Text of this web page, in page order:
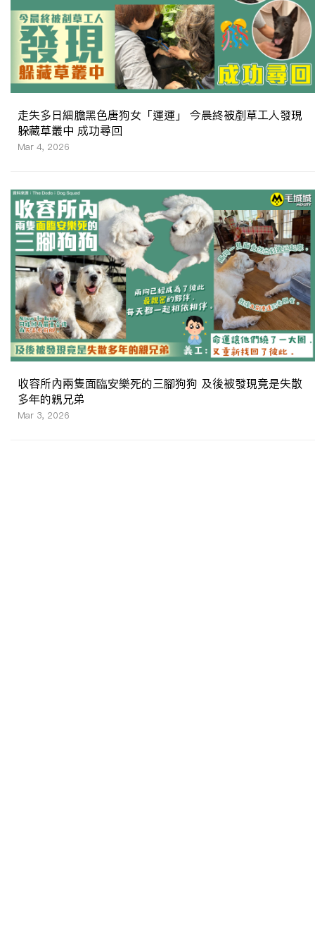
走失多日細膽黑色唐狗女「運運」 今晨終被剷草工人發現
躲藏草叢中 成功尋回
Mar 4, 2026
收容所內兩隻面臨安樂死的三腳狗狗 及後被發現竟是失散
多年的親兄弟
Mar 3, 2026